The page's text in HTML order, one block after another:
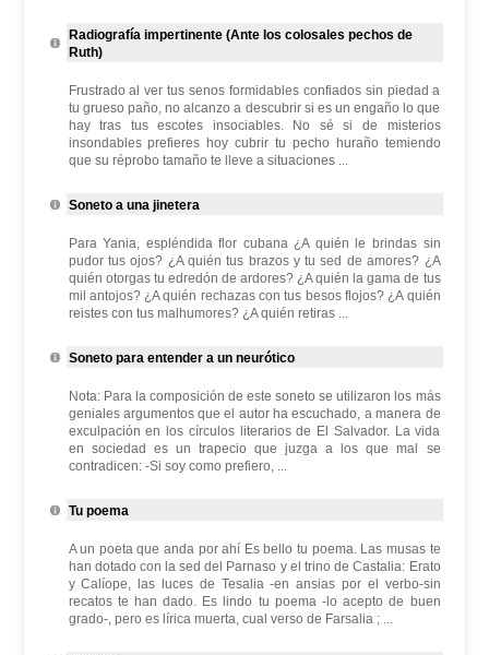
Radiografía impertinente (Ante los colosales pechos de
Ruth)
Frustrado al ver tus senos formidables confiados sin piedad a
tu grueso paño, no alcanzo a descubrir si es un engaño lo que
hay tras tus escotes insociables. No sé si de misterios
insondables prefieres hoy cubrir tu pecho huraño temiendo
que su réprobo tamaño te lleve a situaciones ...
Soneto a una jinetera
Para Yania, espléndida flor cubana ¿A quién le brindas sin
pudor tus ojos? ¿A quién tus brazos y tu sed de amores? ¿A
quién otorgas tu edredón de ardores? ¿A quién la gama de tus
mil antojos? ¿A quién rechazas con tus besos flojos? ¿A quién
reistes con tus malhumores? ¿A quién retiras ...
Soneto para entender a un neurótico
Nota: Para la composición de este soneto se utilizaron los más
geniales argumentos que el autor ha escuchado, a manera de
exculpación en los círculos literarios de El Salvador. La vida
en sociedad es un trapecio que juzga a los que mal se
contradicen: -Si soy como prefiero, ...
Tu poema
A un poeta que anda por ahí Es bello tu poema. Las musas te
han dotado con la sed del Parnaso y el trino de Castalia: Erato
y Calíope, las luces de Tesalia -en ansias por el verbo-sin
recatos te han dado. Es lindo tu poema -lo acepto de buen
grado-, pero es lírica muerta, cual verso de Farsalia ; ...